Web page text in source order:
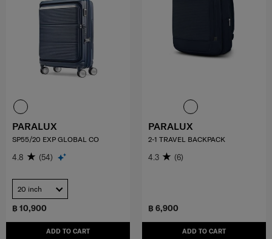
฿ 10,900
ADD TO CART
PARALUX
SP55/20 EXP GLOBAL CO
4.8 (54)
20 inch
฿ 6,900
ADD TO CART
PARALUX
2-1 TRAVEL BACKPACK
4.3 (6)